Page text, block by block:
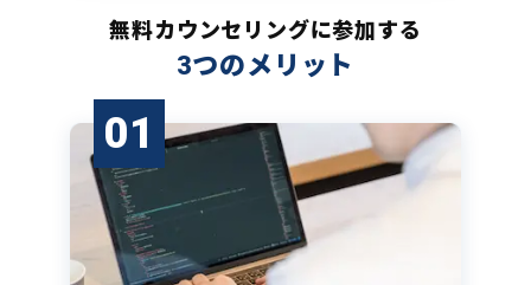
無料カウンセリングに参加する
3つのメリット
01